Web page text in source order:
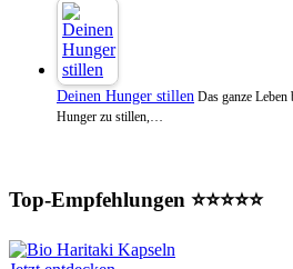
Deinen Hunger stillen Das ganze
Hunger zu stillen,…
Top-Empfehlungen ⭐⭐⭐⭐⭐